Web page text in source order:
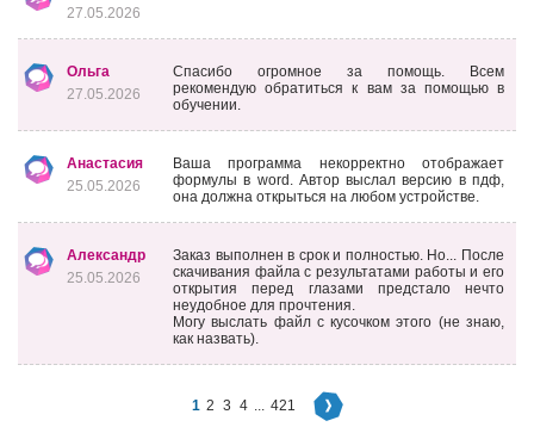
27.05.2026
Ольга
27.05.2026
Спасибо огромное за помощь. Всем
рекомендую обратиться к вам за помощью в
обучении.
Анастасия
25.05.2026
Ваша программа некорректно отображает
формулы в word. Автор выслал версию в пдф,
она должна открыться на любом устройстве.
Александр
25.05.2026
Заказ выполнен в срок и полностью. Но... После
скачивания файла с результатами работы и его
открытия перед глазами предстало нечто
неудобное для прочтения.
Могу выслать файл с кусочком этого (не знаю,
как назвать).
1 2 3 4 ... 421